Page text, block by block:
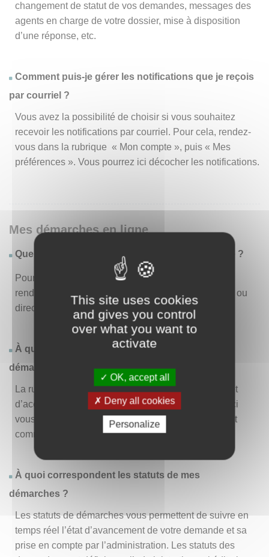
This site uses cookies
and gives you control
over what you want to
activate
OK, accept all
Deny all cookies
Personalize
changement de statut de vos demandes, messages des
agents en charge de votre dossier, mise à disposition
d’une réponse, etc.
Comment puis-je gérer les notifications que je reçois
par courriel ?
Vous avez la possibilité de choisir si vous souhaitez
recevoir les notifications par courriel. Pour cela, rendez-
vous dans la rubrique « Mon compte », puis « Mes
préférences ». Vous pourrez ici décocher les notifications.
Mes démarches en ligne
Quelles sont les démarches disponibles en ligne ?
Pour consulter la liste des démarches disponibles,
rendez-vous dans le menu « Liste des démarches » ou
directement en page d’accueil.
À quoi correspond la rubrique « Effectuer une
démarche » ?
La rubrique « Effectuer une démarche » vous permet
d’accéder à la liste des démarches disponibles. D’ici
vous pouvez choisir la démarche vous intéressant et
commencer à la remplir en un clic.
À quoi correspondent les statuts de mes
démarches ?
Les statuts de démarches vous permettent de suivre en
temps réel l’état d’avancement de votre demande et sa
prise en compte par l’administration. Les statuts des